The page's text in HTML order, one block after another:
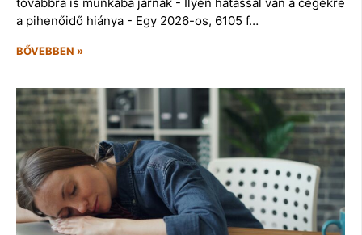
a pihenőidő hiánya - Egy 2026-os, 6105 f…
BŐVEBBEN »